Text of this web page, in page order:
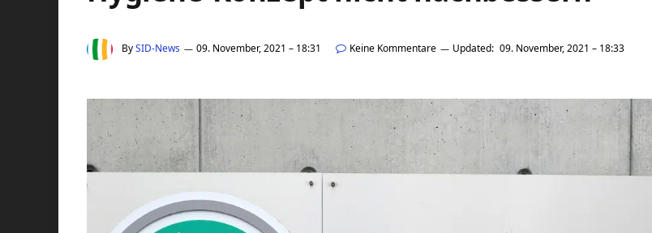
BySID-News 09. November, 2021 – 18:31 Keine Kommentare Updated: 09. November, 2021 – 18:33